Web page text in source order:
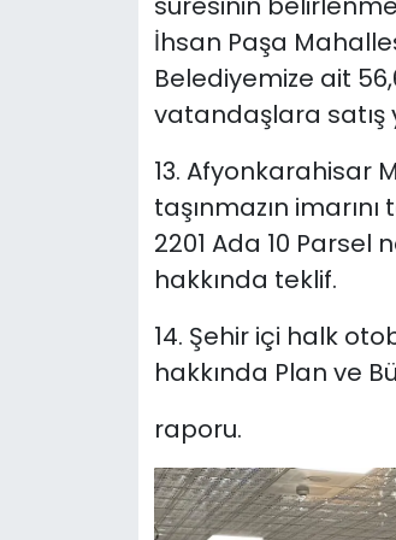
İhsan Paşa
Belediyemize ait
vatandaşlara satış
13. Afyonkarahisar
taşınmazın
2201 Ada 10 Parsel
hakkında teklif.
14. Şehir içi halk
hakkında Plan ve
raporu.